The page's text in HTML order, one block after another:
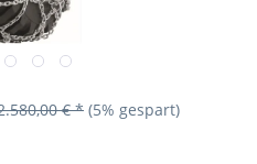
€ * (5% gespart)